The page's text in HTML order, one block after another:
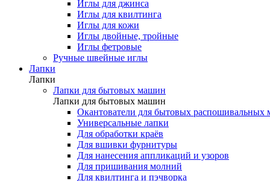
Иглы для джинса
Иглы для квилтинга
Иглы для кожи
Иглы двойные, тройные
Иглы фетровые
Ручные швейные иглы
Лапки
Лапки
Лапки для бытовых машин
Лапки для бытовых машин
Окантователи для бытовых распошивальных
Универсальные лапки
Для обработки краёв
Для вшивки фурнитуры
Для нанесения аппликаций и узоров
Для пришивания молний
Для квилтинга и пэчворка